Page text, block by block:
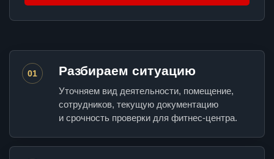
01 Разбираем ситуацию
Уточняем вид деятельности, помещение,
сотрудников, текущую документацию
и срочность проверки для фитнес-центра.